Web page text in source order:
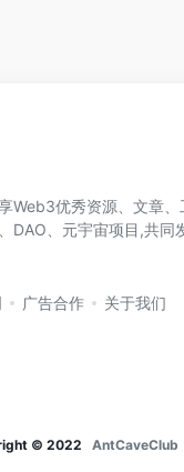
Web3优秀资源、文章、
DAO、元宇宙项目,共同
广告合作 关于我们
© 2022 AntCaveClub